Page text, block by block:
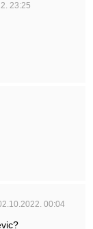
23:25
00:04